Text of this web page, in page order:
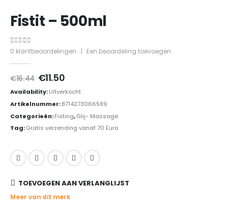
Fistit – 500ml
0 out of 5
0 klantbeoordelingen Een beoordeling toevoegen
€16.44 Oorspronkelijke
prijs
was:
€16.44.
€11.50Huidige
is:
€11.50.
Availability:Uitverkocht
Artikelnummer:8714273066589
Categorieën:Fisting,Glij- Massage
Tag:Gratis verzending vanaf 70 Euro
TOEVOEGEN AAN VERLANGLIJST
Meer van dit merk